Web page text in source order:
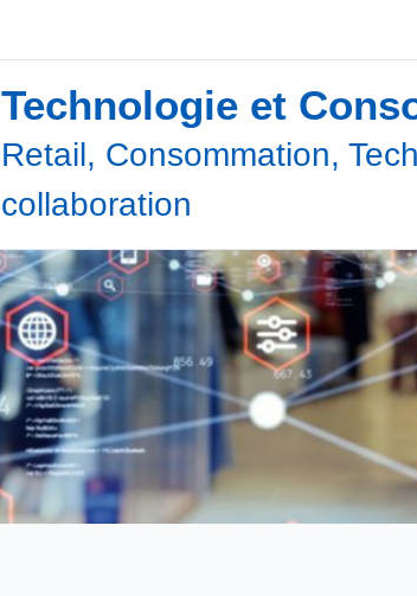
Technologie et
Retail, Consommation,
collaboration